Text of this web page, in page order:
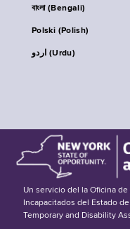
বাংলা (Bengali)
Polski (Polish)
اردو (Urdu)
Un servicio del la Oficina
Incapacitados del Estado
Temporary and Disability